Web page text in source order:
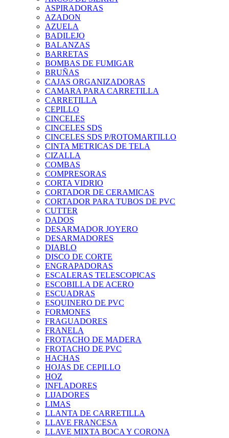
ASPIRADORAS
AZADON
AZUELA
BADILEJO
BALANZAS
BARRETAS
BOMBAS DE FUMIGAR
BRUÑAS
CAJAS ORGANIZADORAS
CAMARA PARA CARRETILLA
CARRETILLA
CEPILLO
CINCELES
CINCELES SDS
CINCELES SDS P/ROTOMARTILLO
CINTA METRICAS DE TELA
CIZALLA
COMBAS
COMPRESORAS
CORTA VIDRIO
CORTADOR DE CERAMICAS
CORTADOR PARA TUBOS DE PVC
CUTTER
DADOS
DESARMADOR JOYERO
DESARMADORES
DIABLO
DISCO DE CORTE
ENGRAPADORAS
ESCALERAS TELESCOPICAS
ESCOBILLA DE ACERO
ESCUADRAS
ESQUINERO DE PVC
FORMONES
FRAGUADORES
FRANELA
FROTACHO DE MADERA
FROTACHO DE PVC
HACHAS
HOJAS DE CEPILLO
HOZ
INFLADORES
LIJADORES
LIMAS
LLANTA DE CARRETILLA
LLAVE FRANCESA
LLAVE MIXTA BOCA Y CORONA